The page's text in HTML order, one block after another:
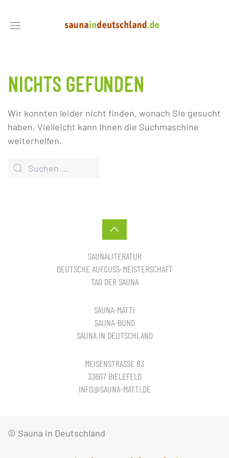
NICHTS GEFUNDEN
Wir konnten leider nicht finden, wonach Sie gesucht
haben. Vielleicht kann Ihnen die Suchmaschine
weiterhelfen.
SAUNALITERATUR
DEUTSCHE AUFGUSS-MEISTERSCHAFT
TAG DER SAUNA
SAUNA-MATTI
SAUNA-BUND
SAUNA IN DEUTSCHLAND
MEISENSTRASSE 83
33607 BIELEFELD
INFO@SAUNA-MATTI.DE
© Sauna in Deutschland